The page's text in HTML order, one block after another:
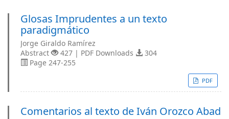
Glosas Imprudentes a un texto
paradigmático
Jorge Giraldo Ramírez
Abstract
427 | PDF Downloads
304
Page 247-255
PDF
Comentarios al texto de Iván Orozco Abad